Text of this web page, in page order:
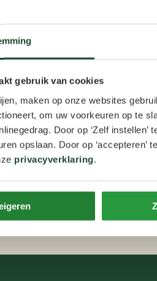
gebruik van cookies
maken op onze websites
om uw voorkeuren op te
Door op ‘Zelf
opslaan. Door op
privacyverklaring.
teamuitjes en een
verjaardag en die
hebben, dan zorgen wij voor
en groeiend familiebedrijf
en diensten.
en cv via onderstaand
met Arjan Veldhuis,